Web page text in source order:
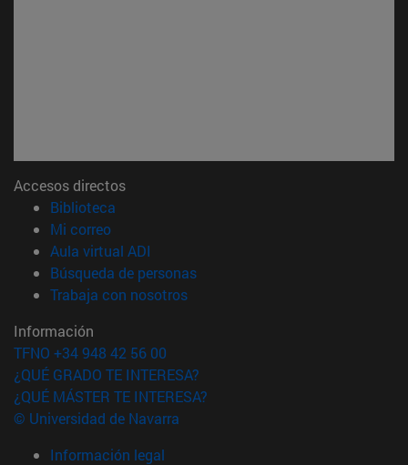
Accesos directos
Biblioteca
Mi correo(abre en nueva ventana)
Aula virtual ADI
Búsqueda de personas(abre en nueva ventana)
Trabaja con nosotros(abre en nueva ventana)
Información
TFNO +34 948 42 56 00
¿QUÉ GRADO TE INTERESA?
¿QUÉ MÁSTER TE INTERESA?
© Universidad de Navarra
Información legal